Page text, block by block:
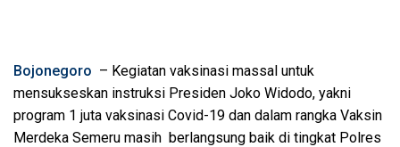
Bojonegoro – Kegiatan vaksinasi massal untuk
mensukseskan instruksi Presiden Joko Widodo, yakni
program 1 juta vaksinasi Covid-19 dan dalam rangka Vaksin
Merdeka Semeru masih berlangsung baik di tingkat Polres